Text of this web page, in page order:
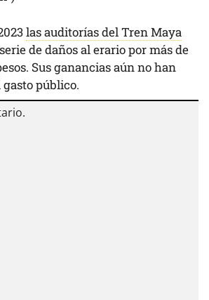
las auditorías del Tren Maya
de daños al erario por más de
Sus ganancias aún no han
público.